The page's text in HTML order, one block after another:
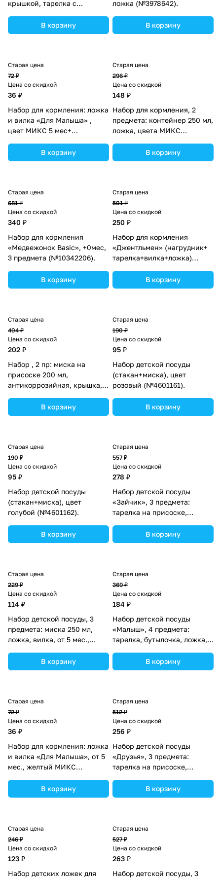
крышкой, тарелка с
(№3805541).В корзину
ложка (№3978642).
В корзину
Старая цена
72 ₽
Цена со скидкой
36 ₽
Набор для кормления: ложка
и вилка «Для Малыша» ,
цвет МИКС 5 мес+
В корзину
Старая цена
296 ₽
Цена со скидкой
148 ₽
Набор для кормления, 2
предмета: контейнер 250 мл,
ложка, цвета МИКС
В корзину
Старая цена
681 ₽
Цена со скидкой
340 ₽
Набор для кормления
«Медвежонок Basic», +0мес,
3 предмета (№10342206).
В корзину
Старая цена
501 ₽
Цена со скидкой
250 ₽
Набор для кормления
«Джентльмен» (нагрудник+
тарелка+вилка+ложка)
В корзину
Старая цена
404 ₽
Цена со скидкой
202 ₽
Набор , 2 пр: миска на
присоске 200 мл,
антикоррозийная, крышка,
В корзину
Старая цена
190 ₽
Цена со скидкой
95 ₽
Набор детской посуды
(стакан+миска), цвет
розовый (№4601161).
В корзину
Старая цена
190 ₽
Цена со скидкой
95 ₽
Набор детской посуды
(стакан+миска), цвет
голубой (№4601162).
В корзину
Старая цена
557 ₽
Цена со скидкой
278 ₽
Набор детской посуды
«Зайчик», 3 предмета:
тарелка на присоске,
бирюзовый (№3630404).
В корзину
Старая цена
229 ₽
Цена со скидкой
114 ₽
Набор детской посуды, 3
предмета: миска 250 мл,
ложка, вилка, от 5 мес.,
В корзину
Старая цена
369 ₽
Цена со скидкой
184 ₽
Набор детской посуды
«Малыш», 4 предмета:
тарелка, бутылочка, ложка,
В корзину
Старая цена
72 ₽
Цена со скидкой
36 ₽
Набор для кормления: ложка
и вилка «Для Малыша», от 5
мес., желтый МИКС
В корзину
Старая цена
512 ₽
Цена со скидкой
256 ₽
Набор детской посуды
«Друзья», 3 предмета:
тарелка на присоске,
зелёный (№3630399).
В корзину
Старая цена
246 ₽
Цена со скидкой
123 ₽
Набор детских ложек для
Старая цена
527 ₽
Цена со скидкой
263 ₽
Набор детской посуды, 3